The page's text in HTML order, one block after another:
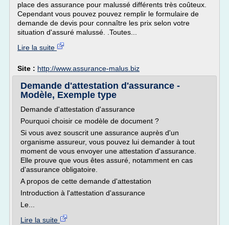
place des assurance pour malussé différents très coûteux.
Cependant vous pouvez pouvez remplir le formulaire de
demande de devis pour connaître les prix selon votre
situation d'assuré malussé. .Toutes...
Lire la suite
Site : http://www.assurance-malus.biz
Demande d'attestation d'assurance -
Modèle, Exemple type
Demande d'attestation d'assurance
Pourquoi choisir ce modèle de document ?
Si vous avez souscrit une assurance auprès d'un
organisme assureur, vous pouvez lui demander à tout
moment de vous envoyer une attestation d'assurance.
Elle prouve que vous êtes assuré, notamment en cas
d'assurance obligatoire.
A propos de cette demande d'attestation
Introduction à l'attestation d'assurance
Le...
Lire la suite